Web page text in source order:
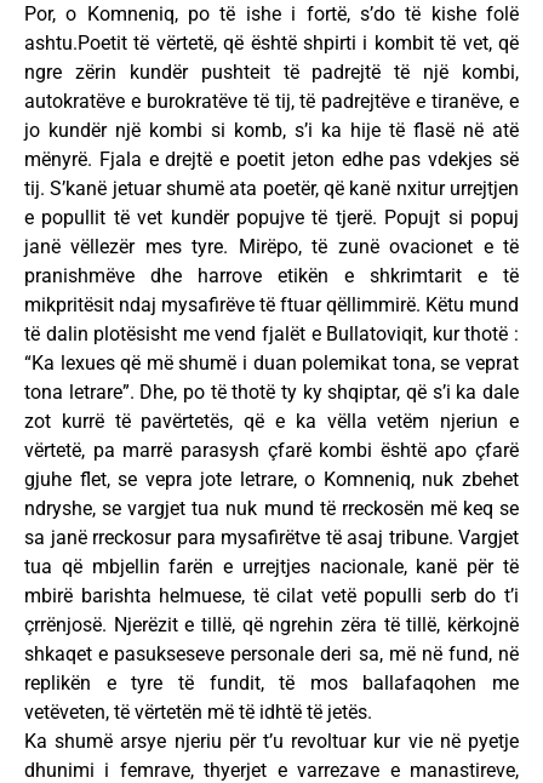
Por, o Komneniq, po të ishe i fortë, s’do të kishe folë
ashtu.Poetit të vërtetë, që është shpirti i kombit të vet, që
ngre zërin kundër pushteit të padrejtë të një kombi,
autokratëve e burokratëve të tij, të padrejtëve e tiranëve, e
jo kundër një kombi si komb, s’i ka hije të flasë në atë
mënyrë. Fjala e drejtë e poetit jeton edhe pas vdekjes së
tij. S’kanë jetuar shumë ata poetër, që kanë nxitur urrejtjen
e popullit të vet kundër popujve të tjerë. Popujt si popuj
janë vëllezër mes tyre. Mirëpo, të zunë ovacionet e të
pranishmëve dhe harrove etikën e shkrimtarit e të
mikpritësit ndaj mysafirëve të ftuar qëllimmirë. Këtu mund
të dalin plotësisht me vend fjalët e Bullatoviqit, kur thotë :
“Ka lexues që më shumë i duan polemikat tona, se veprat
tona letrare”. Dhe, po të thotë ty ky shqiptar, që s’i ka dale
zot kurrë të pavërtetës, që e ka vëlla vetëm njeriun e
vërtetë, pa marrë parasysh çfarë kombi është apo çfarë
gjuhe flet, se vepra jote letrare, o Komneniq, nuk zbehet
ndryshe, se vargjet tua nuk mund të rreckosën më keq se
sa janë rreckosur para mysafirëtve të asaj tribune. Vargjet
tua që mbjellin farën e urrejtjes nacionale, kanë për të
mbirë barishta helmuese, të cilat vetë populli serb do t’i
çrrënjosë. Njerëzit e tillë, që ngrehin zëra të tillë, kërkojnë
shkaqet e pasukseseve personale deri sa, më në fund, në
replikën e tyre të fundit, të mos ballafaqohen me
vetëveten, të vërtetën më të idhtë të jetës.
Ka shumë arsye njeriu për t’u revoltuar kur vie në pyetje
dhunimi i femrave, thyerjet e varrezave e manastireve,